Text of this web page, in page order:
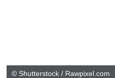
© Shutterstock / Rawpixel.com